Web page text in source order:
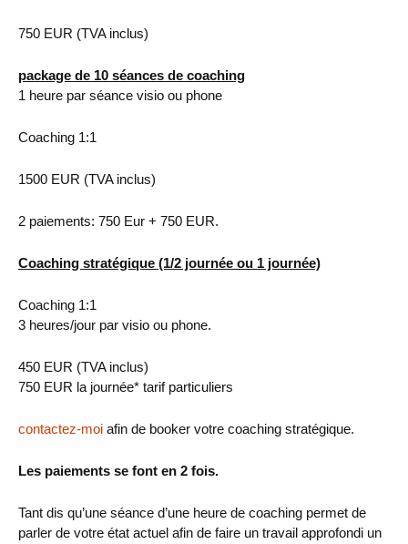
750 EUR (TVA inclus)
package de 10 séances de coaching
1 heure par séance visio ou phone
Coaching 1:1
1500 EUR (TVA inclus)
2 paiements: 750 Eur + 750 EUR.
Coaching stratégique (1/2 journée ou 1 journée)
Coaching 1:1
3 heures/jour par visio ou phone.
450 EUR (TVA inclus)
750 EUR la journée* tarif particuliers
contactez-moi afin de booker votre coaching stratégique.
Les paiements se font en 2 fois.
Tant dis qu’une séance d’une heure de coaching permet de
parler de votre état actuel afin de faire un travail approfondi un